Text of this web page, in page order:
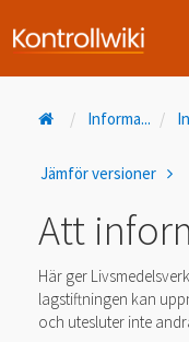
Informa...
Jämför versioner
Att
Här ger
lagstiftningen kan
och utesluter inte